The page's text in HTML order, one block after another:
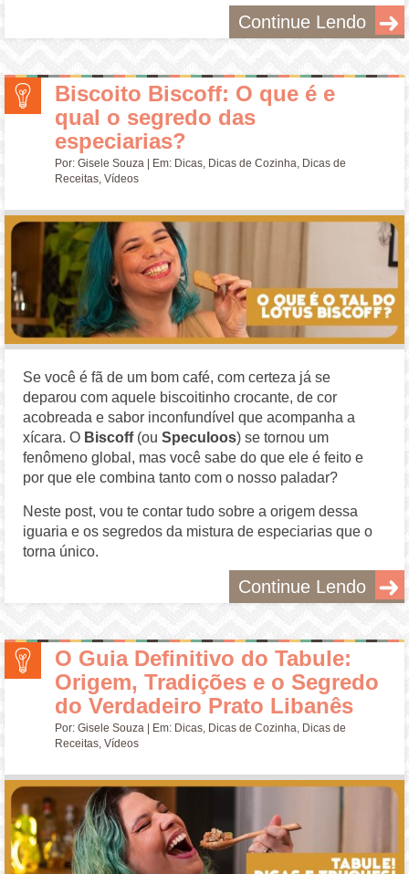
Continue Lendo
Biscoito Biscoff: O que é e
qual o segredo das
especiarias?
Por:Gisele Souza | Em: Dicas, Dicas de Cozinha, Dicas de
Receitas,Vídeos
Se você é fã de um bom café, com certeza já se
deparou com aquele biscoitinho crocante, de cor
acobreada e sabor inconfundível que acompanha a
xícara. O Biscoff(ou Speculoos) se tornou um
fenômeno global, mas você sabe do que ele é feito e
por que ele combina tanto com o nosso paladar?
Neste post, vou te contar tudo sobre a origem dessa
iguaria e os segredos da mistura de especiarias que o
torna único.
Continue Lendo
O Guia Definitivo do Tabule:
Origem, Tradições e o Segredo
do Verdadeiro Prato Libanês
Por:Gisele Souza | Em: Dicas, Dicas de Cozinha, Dicas de
Receitas,Vídeos